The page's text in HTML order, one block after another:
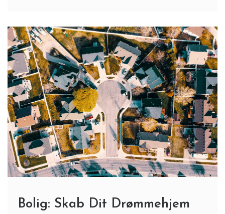
Bolig: Skab Dit Drømmehjem